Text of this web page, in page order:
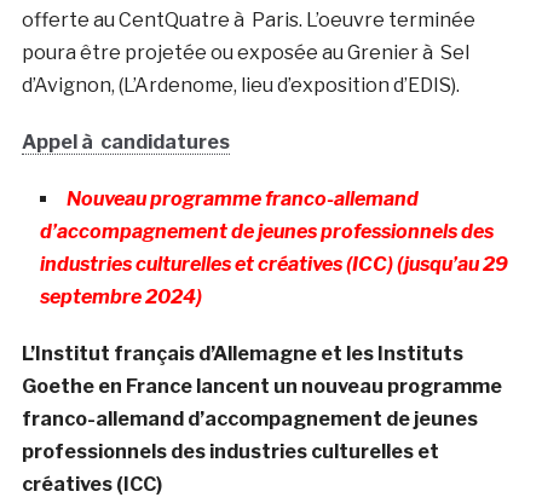
offerte au CentQuatre à Paris. L’oeuvre terminée
poura être projetée ou exposée au Grenier à Sel
d’Avignon, (L’Ardenome, lieu d’exposition d’EDIS).
Appel à candidatures
Nouveau programme franco-allemand
d’accompagnement de jeunes professionnels des
industries culturelles et créatives (ICC) (jusqu’au 29
septembre 2024)
L’Institut français d’Allemagne et les Instituts
Goethe en France lancent un nouveau programme
franco-allemand d’accompagnement de jeunes
professionnels des industries culturelles et
créatives (ICC)